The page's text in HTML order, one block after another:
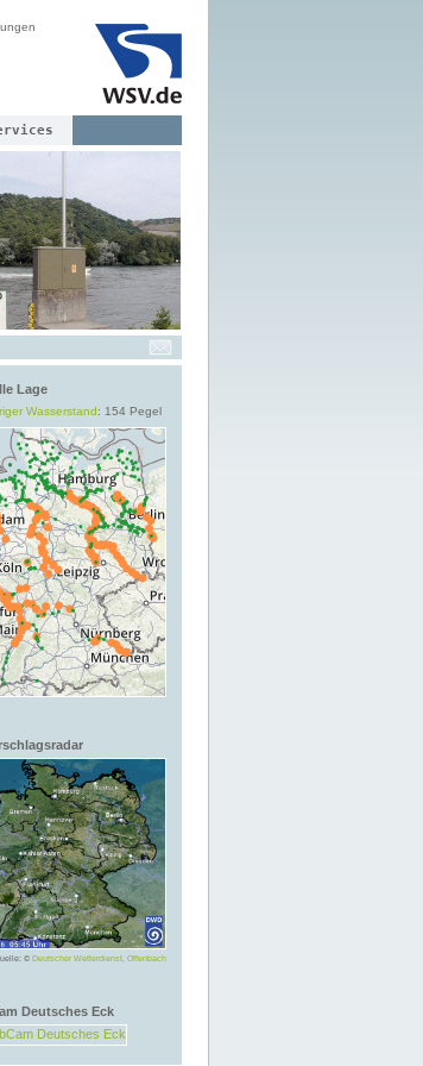
Lage
Wasserstand: 154 Pegel
© Deutscher Wetterdienst, Offenbach
Deutsches Eck